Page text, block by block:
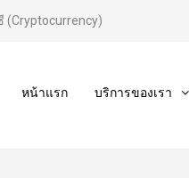
(Cryptocurrency)
หน้าแรก บริการของเรา